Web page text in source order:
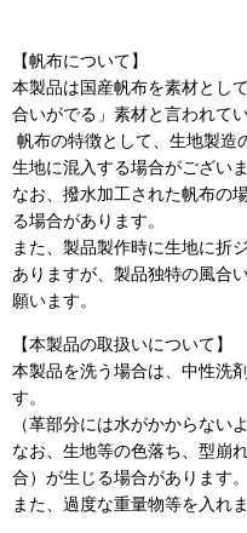
【帆布について】
本製品は国産帆布を素材とし
合いがでる」素材と言われてい
帆布の特徴として、生地製造
生地に混入する場合がござい
なお、撥水加工された帆布の
る場合があります。
また、製品製作時に生地に折
ありますが、製品独特の風合
願います。
【本製品の取扱いについて】
本製品を洗う場合は、中性洗
す。
（革部分には水がかからない
なお、生地等の色落ち、型崩
合）が生じる場合があります。
また、過度な重量物等を入れ